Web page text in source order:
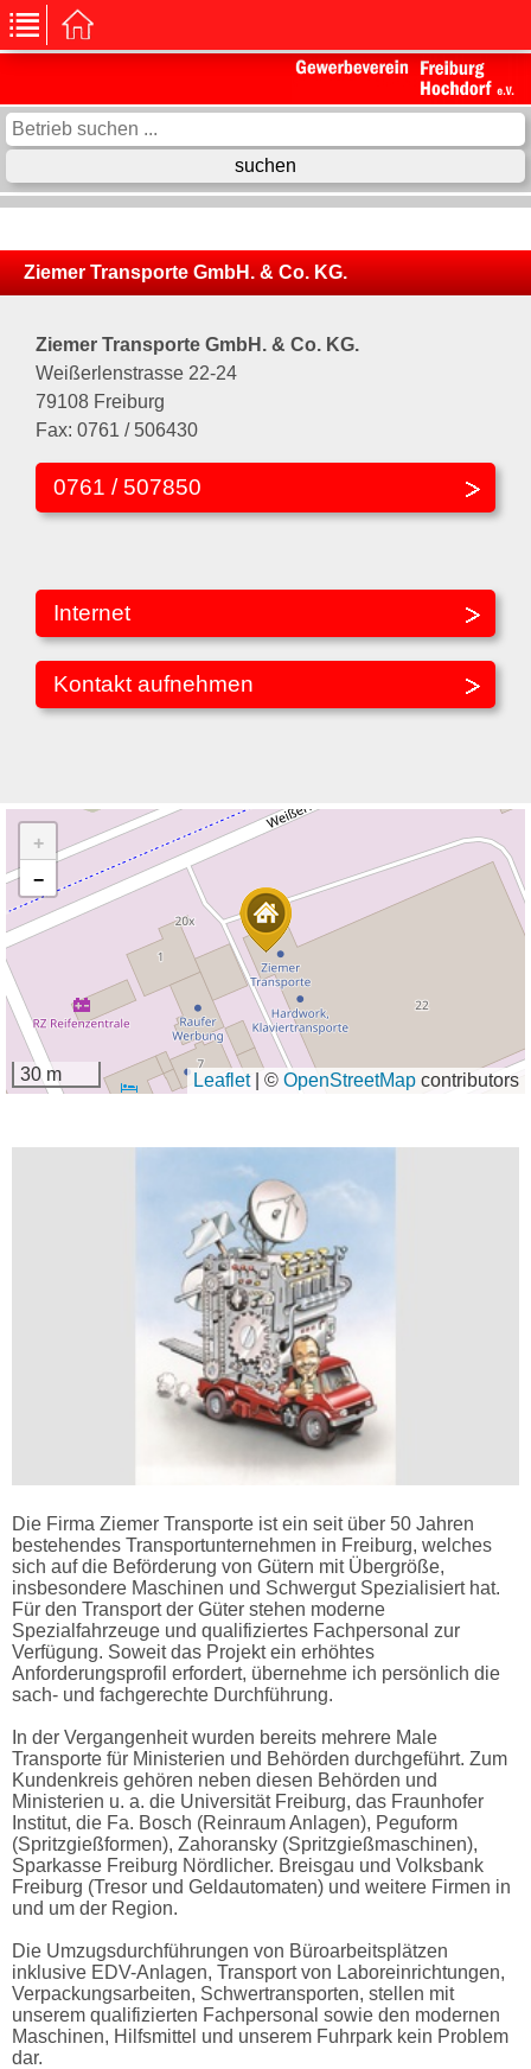
Ziemer Transporte GmbH. & Co. KG.
Ziemer Transporte GmbH. & Co. KG.
Weißerlenstrasse 22-24
79108 Freiburg
Fax: 0761 / 506430
0761 / 507850
Internet
Kontakt aufnehmen
+
−
30 m Leaflet © OpenStreetMap contributors
Die Firma Ziemer Transporte ist ein seit über 50 Jahren
bestehendes Transportunternehmen in Freiburg, welches
sich auf die Beförderung von Gütern mit Übergröße,
insbesondere Maschinen und Schwergut Spezialisiert hat.
Für den Transport der Güter stehen moderne
Spezialfahrzeuge und qualifiziertes Fachpersonal zur
Verfügung. Soweit das Projekt ein erhöhtes
Anforderungsprofil erfordert, übernehme ich persönlich die
sach- und fachgerechte Durchführung.
In der Vergangenheit wurden bereits mehrere Male
Transporte für Ministerien und Behörden durchgeführt. Zum
Kundenkreis gehören neben diesen Behörden und
Ministerien u. a. die Universität Freiburg, das Fraunhofer
Institut, die Fa. Bosch (Reinraum Anlagen), Peguform
(Spritzgießformen), Zahoransky (Spritzgießmaschinen),
Sparkasse Freiburg Nördlicher. Breisgau und Volksbank
Freiburg (Tresor und Geldautomaten) und weitere Firmen in
und um der Region.
Die Umzugsdurchführungen von Büroarbeitsplätzen
inklusive EDV-Anlagen, Transport von Laboreinrichtungen,
Verpackungsarbeiten, Schwertransporten, stellen mit
unserem qualifizierten Fachpersonal sowie den modernen
Maschinen, Hilfsmittel und unserem Fuhrpark kein Problem
dar.